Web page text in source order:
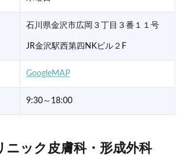
石川県金沢市広岡３丁目３番１１号
JR金沢駅西第四NKビル２F
GoogleMAP
9:30～18:00
ニック皮膚科・形成外科